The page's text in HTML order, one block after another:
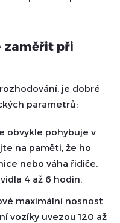
zaměřit při
je dobré
parametrů:
obvykle pohybuje v
na paměti, že ho
nebo váha řidiče.
4 až 6 hodin.
maximální nosnost
vozíky uvezou 120 až